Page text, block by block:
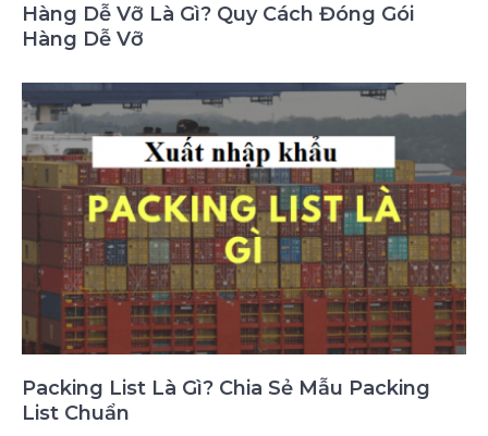
Hàng Dễ Vỡ Là Gì? Quy Cách Đóng Gói
Hàng Dễ Vỡ
Packing List Là Gì? Chia Sẻ Mẫu Packing
List Chuẩn